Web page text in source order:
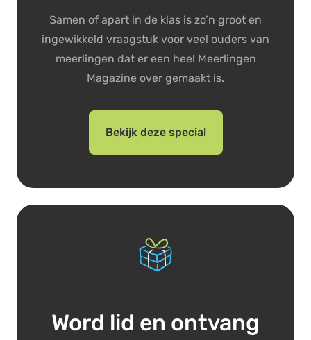
Samen of apart in de klas is zo’n groot en
ingewikkeld vraagstuk voor veel ouders van
meerlingen dat er een heel Meerlingen
Magazine over gemaakt is.
Bekijk deze special
Word lid en ontvang